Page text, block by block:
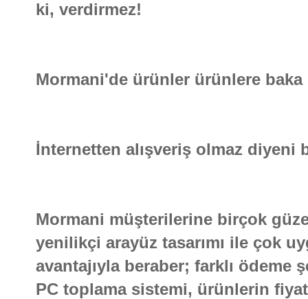
ki, verdirmez!
Mormani'de ürünler ürünlere baka
İnternetten alışveriş olmaz diyeni
Mormani müşterilerine birçok
yenilikçi arayüz tasarımı ile çok
avantajıyla beraber; farklı
PC toplama sistemi, ürünlerin